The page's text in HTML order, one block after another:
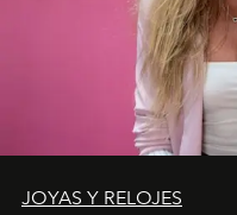
JOYAS Y RELOJES